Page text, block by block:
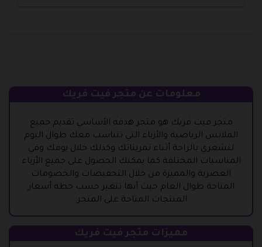
معلومات عن متجر فيت فريك
متجر فيت فريك هو متجر هدفه الأساسي تقديم جميع
الملابس الرياضية والأزياء التي تتناسب معك طوال اليوم
لتشعري بالراحة أثناء تمريناتك وكذلك خلال يومك وفي
المناسبات المختلفة كما يمكنك الحصول على جميع الأزياء
العصرية والمميزة من خلال التخفيضات والخصومات
المتاحة طوال العام حيث أنها تتغير حسب خطة أسعار
المنتجات المتاحة على المتجر.
مميزات متجر فيت فريك